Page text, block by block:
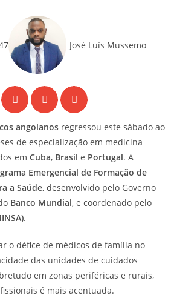
José Luís Mussemo
angolanos regressou este sábado ao
de especialização em medicina
em Cuba, Brasil e Portugal. A
Emergencial de Formação de
a Saúde, desenvolvido pelo Governo
Banco Mundial, e coordenado pelo
.
o défice de médicos de família no
das unidades de cuidados
em zonas periféricas e rurais,
é mais acentuada.